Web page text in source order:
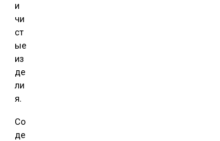
и
чи
ст
ые
из
де
ли
я.
Со
де